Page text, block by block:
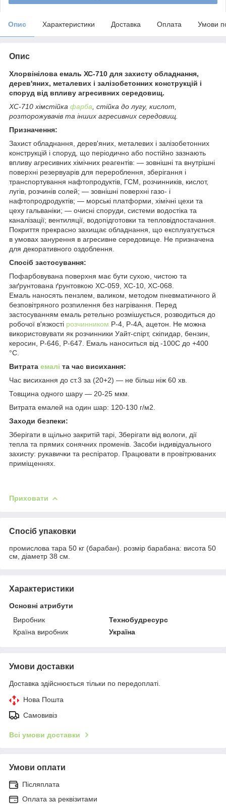
Опис Характеристики Доставка Оплата Умови
Опис
Хлорвінілова емаль ХС-710 для захисту обладнання,
дерев'яних, металевих і залізобетонних конструкцій і
споруд від впливу агресивних середовищ.
ХС-710 хімстійка фарба , стійка до лугу, кислот,
розторожувачів та інших агресивних середовищ.
Призначення:
Захист обладнання, дерев'яних, металевих і залізобетонних
конструкцій і споруд, що періодично або постійно зазнають
впливу агресивних хімічних реагентів: — зовнішні та внутрішні
поверхні резервуарів для перероблення, зберігання і
транспортування нафтопродуктів, ГСМ, розчинників, кислот,
лугів, розчинів солей; — зовнішні поверхні газо- і
нафтопродродуктів; — морські платформи, хімічні цехи та
цеху гальваніки; — очисні споруди, системи водостіка та
каналізації; вентиляції, водопідготовки та тепловідпостачання.
Покриття прекрасно захищає обладнання, що експлуатується
в умовах занурення в агресивне середовище. Не призначена
для декоративного оздоблення.
Спосіб застосування:
Пофарбовувана поверхня має бути сухою, чистою та
заґрунтована ґрунтовкою ХС-059, ХС-10, ХС-068.
Емаль наносять пензлем, валиком, методом пневматичного й
безповітряного розпилення без нагрівання. Перед
застосуванням емаль ретельно розмішується, розводиться до
робочої в'язкості розчинником Р-4, Р-4А, ацетон. Не можна
використовувати як розчинники Уайт-спірт, скіпидар, бензин,
керосин, Р-646, Р-647. Емаль наноситься від -100С до +400
°C.
Витрата емалі та час висихання:
Час висихання до ст.3 за (20+2) — не більш ніж 60 хв.
Товщина одного шару — 20-25 мкм.
Витрата емалей на один шар: 120-130 г/м2.
Заходи безпеки:
Зберігати в щільно закритій тарі, Зберігати від вологи, дії
тепла та прямих сонячних променів. Засоби індивідуального
захисту: рукавички та респіратор. Працювати в провітрюваних
приміщеннях.
Приховати
Спосіб упаковки
промислова тара 50 кг (барабан). розмір барабана: висота 50
см, діаметр 38 см.
Характеристики
Основні атрибути
Виробник
Технобудресурс
Країна виробник
Україна
Умови доставки
Доставка здійснюється тільки по передоплаті.
Нова Пошта
Самовивіз
Всі умови доставки
Умови оплати
Післяплата
Оплата за реквізитами